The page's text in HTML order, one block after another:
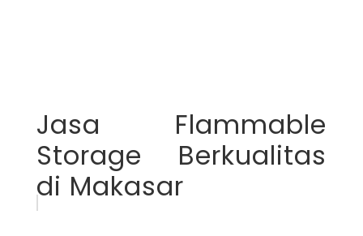
Jasa Flammable
Storage Berkualitas
di Makasar